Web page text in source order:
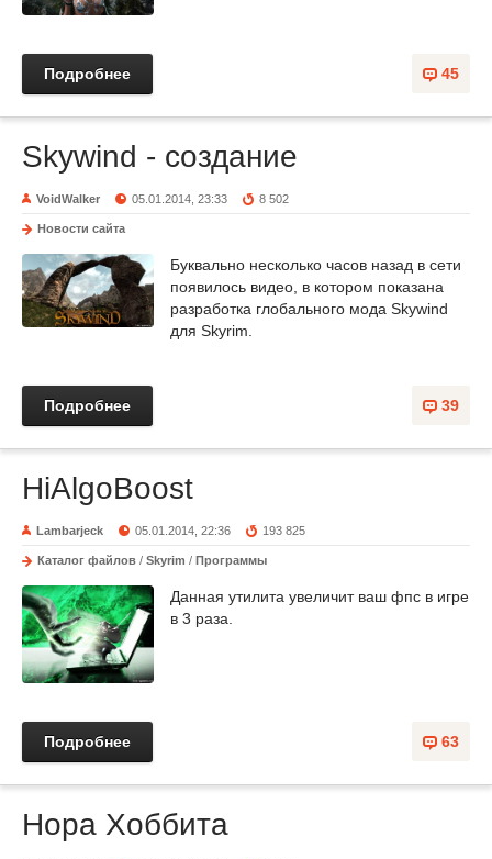
45
Подробнее
Skywind - создание
VoidWalker 05.01.2014, 23:33 8 502
Новости сайта
Буквально несколько часов назад в сети
появилось видео, в котором показана
разработка глобального мода Skywind
для Skyrim.
39
Подробнее
HiAlgoBoost
Lambarjeck 05.01.2014, 22:36 193 825
Каталог файлов / Skyrim / Программы
Данная утилита увеличит ваш фпс в игре
в 3 раза.
63
Подробнее
Нора Хоббита